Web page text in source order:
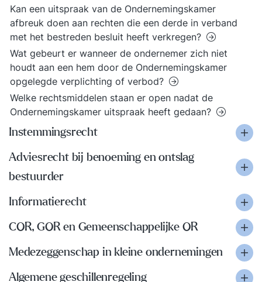
Kan een uitspraak van de Ondernemingskamer
afbreuk doen aan rechten die een derde in verband
met het bestreden besluit heeft verkregen?
Wat gebeurt er wanneer de ondernemer zich niet
houdt aan een hem door de Ondernemingskamer
opgelegde verplichting of verbod?
Welke rechtsmiddelen staan er open nadat de
Ondernemingskamer uitspraak heeft gedaan?
Instemmingsrecht
Adviesrecht bij benoeming en ontslag
bestuurder
Informatierecht
COR, GOR en Gemeenschappelijke OR
Medezeggenschap in kleine ondernemingen
Algemene geschillenregeling